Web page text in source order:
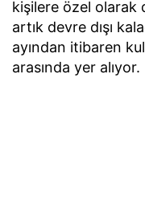
kişilere özel olarak
artık devre dışı
ayından itibaren
arasında yer alıyor.